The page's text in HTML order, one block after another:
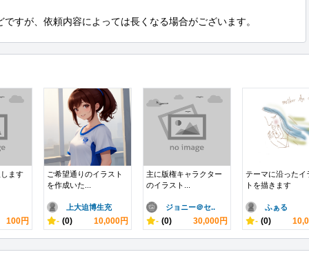
すが、依頼内容によっては長くなる場合がございます。
ます
100円
ご希望通りのイラスト
を作成いた...
上大迫博生充
- (0) 10,000円
主に版権キャラクター
のイラスト...
ジョニー＠セ..
- (0) 30,000円
テーマに沿ったイ
トを描きます
ふぁる
- (0)